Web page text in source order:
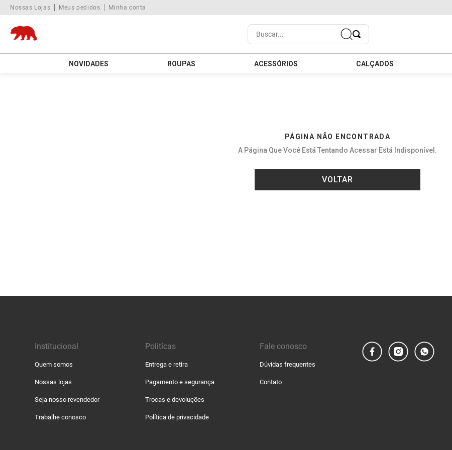
Nossas Lojas Meus pedidos Minha conta
Buscar...
NOVIDADES ROUPAS ACESSÓRIOS CALÇADOS
PÁGINA NÃO ENCONTRADA
A Página Que Você Está Tentando Acessar Está Indisponível.
VOLTAR
Institucional
Quem somos
Nossas lojas
Seja nosso revendedor
Trabalhe conosco
Politícas
Entrega e retira
Pagamento e segurança
Trocas e devoluções
Política de privacidade
Fale conosco
Dúvidas frequentes
Contato